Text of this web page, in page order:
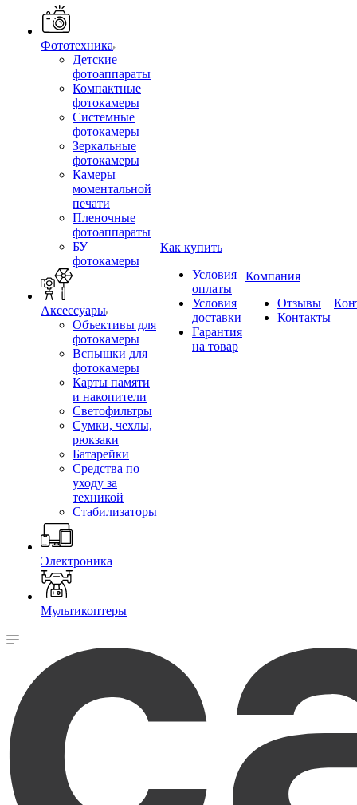
Фототехника
Детские
фотоаппараты
Компактные
фотокамеры
Системные
фотокамеры
Зеркальные
фотокамеры
Камеры
моментальной
печати
Пленочные
фотоаппараты
БУ
фотокамеры
Аксессуары
Объективы для
фотокамеры
Вспышки для
фотокамеры
Карты памяти
и накопители
Светофильтры
Сумки, чехлы,
рюкзаки
Батарейки
Средства по
уходу за
техникой
Стабилизаторы
Электроника
Мультикоптеры
Как купить
Условия
оплаты
Условия
доставки
Гарантия
на товар
Компания
Отзывы
Контакты